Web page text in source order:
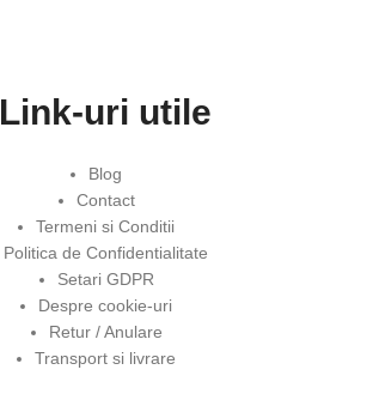
Link-uri utile
Blog
Contact
Termeni si Conditii
Politica de Confidentialitate
Setari GDPR
Despre cookie-uri
Retur / Anulare
Transport si livrare